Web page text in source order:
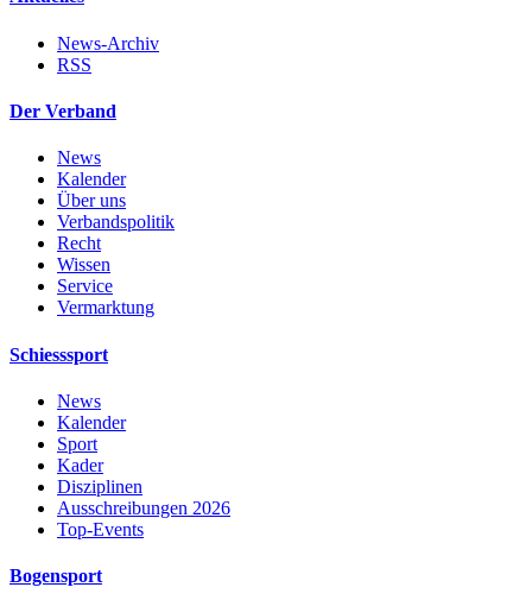
News-Archiv
RSS
Der Verband
News
Kalender
Über uns
Verbandspolitik
Recht
Wissen
Service
Vermarktung
Schiesssport
News
Kalender
Sport
Kader
Disziplinen
Ausschreibungen 2026
Top-Events
Bogensport